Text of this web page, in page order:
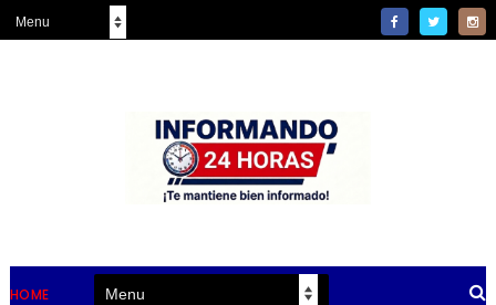
HOME